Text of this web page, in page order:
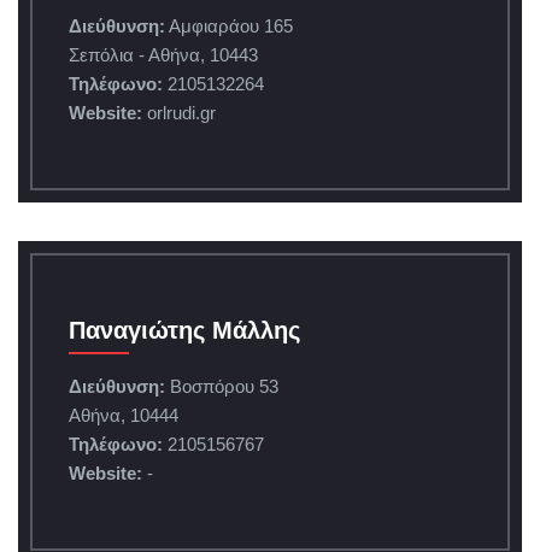
Διεύθυνση: Αμφιαράου 165
Σεπόλια - Αθήνα, 10443
Τηλέφωνο: 2105132264
Website: orlrudi.gr
Παναγιώτης Μάλλης
Διεύθυνση: Βοσπόρου 53
Αθήνα, 10444
Τηλέφωνο: 2105156767
Website: -